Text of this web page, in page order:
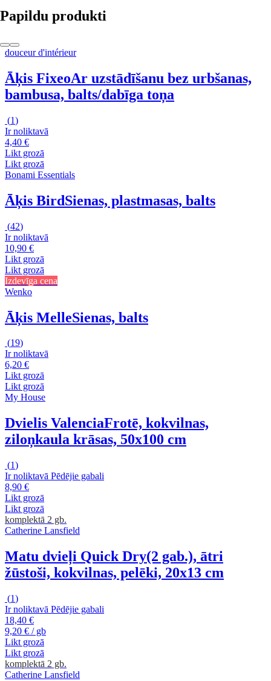
Papildu produkti
douceur d'intérieur
Āķis FixeoAr uzstādīšanu bez urbšanas,
bambusa, balts/dabīga toņa
(1)
Ir noliktavā
4,40 €
Likt grozā
Likt grozā
Bonami Essentials
Āķis BirdSienas, plastmasas, balts
(42)
Ir noliktavā
10,90 €
Likt grozā
Likt grozā
Izdevīga cena
Wenko
Āķis MelleSienas, balts
(19)
Ir noliktavā
6,20 €
Likt grozā
Likt grozā
My House
Dvielis ValenciaFrotē, kokvilnas,
ziloņkaula krāsas, 50x100 cm
(1)
Ir noliktavā Pēdējie gabali
8,90 €
Likt grozā
Likt grozā
komplektā 2 gb.
Catherine Lansfield
Matu dvieļi Quick Dry(2 gab.), ātri
žūstoši, kokvilnas, pelēki, 20x13 cm
(1)
Ir noliktavā Pēdējie gabali
18,40 €
9,20 € / gb
Likt grozā
Likt grozā
komplektā 2 gb.
Catherine Lansfield